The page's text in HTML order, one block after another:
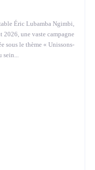
Éric Lubamba Ngimbi,
une vaste campagne
sous le thème « Unissons-